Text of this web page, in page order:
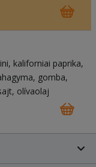
kaliforniai paprika
gomba
olívaolaj